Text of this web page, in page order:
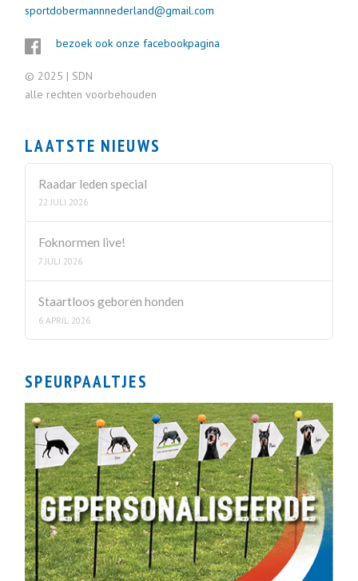
sportdobermannnederland@gmail.com
bezoek ook onze facebookpagina
© 2025 | SDN
alle rechten voorbehouden
LAATSTE NIEUWS
Raadar leden special
22 JULI 2026
Foknormen live!
7 JULI 2026
Staartloos geboren honden
6 APRIL 2026
SPEURPAALTJES